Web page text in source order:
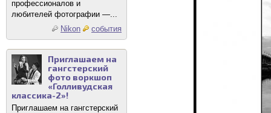
профессионалов и
любителей фотографии —...
Nikon
события
Приглашаем на
гангстерский
фото воркшоп
«Голливудская
классика-2»!
Приглашаем на гангстерский